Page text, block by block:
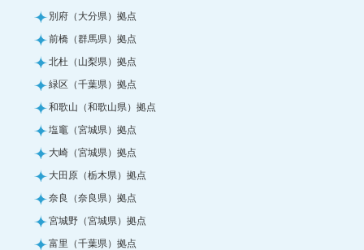
別府（大分県）拠点
前橋（群馬県）拠点
北杜（山梨県）拠点
緑区（千葉県）拠点
和歌山（和歌山県）拠点
塩竈（宮城県）拠点
大崎（宮城県）拠点
大田原（栃木県）拠点
奈良（奈良県）拠点
宮城野（宮城県）拠点
富里（千葉県）拠点